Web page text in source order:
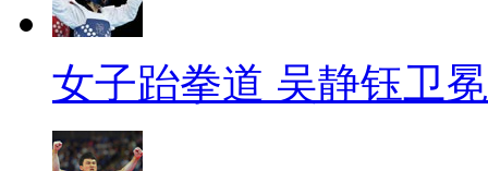
女子跆拳道 吴静钰卫冕